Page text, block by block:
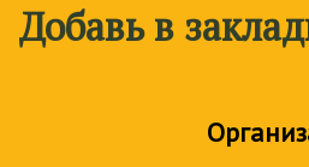
Добавь в